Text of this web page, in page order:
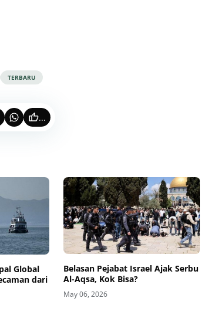
TERBARU
...
Global
dari
Belasan Pejabat Israel Ajak Serbu
Al-Aqsa, Kok Bisa?
May 06, 2026